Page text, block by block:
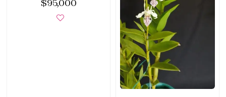
$95,000